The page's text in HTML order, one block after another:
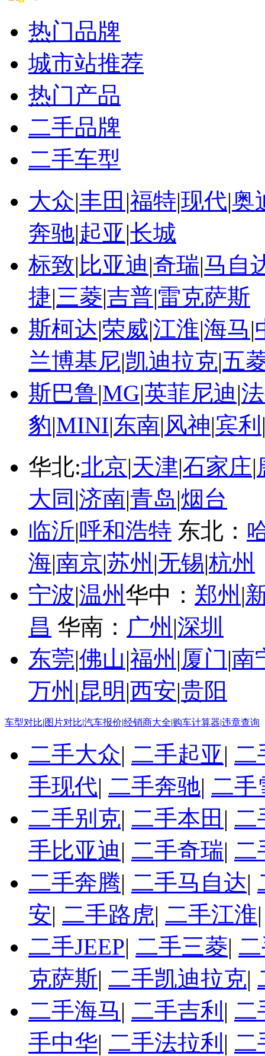
一汽丰田卡罗拉配件
一汽丰田卡罗拉发动机
一汽丰田卡罗拉ex
热门品牌
城市站推荐
热门产品
二手品牌
二手车型
大众|丰田 |福特|现代|奥
奔驰|起亚|长城
标致| 比亚迪|奇瑞|马自
捷|三菱|吉普|雷克萨斯
斯柯达|荣威|江淮|海马|
兰博基尼|凯迪拉克|五
斯巴鲁|MG|英菲尼迪|
豹|MINI|东南|风神|宾利
华北:北京|天津|石家庄|
大同 |济南|青岛|烟台
临沂|呼和浩特 东北：
海|南京|苏州 |无锡|杭州
宁波|温州华中： 郑州 |
昌 华南： 广州 |深圳
东莞|佛山|福州 |厦门|南
万州 |昆明 |西安|贵阳
车型对比|图片对比|汽车报价|经销商大全|购车计算器|违章查询
二手大众| 二手起亚| 二
手现代| 二手奔驰| 二手
二手别克| 二手本田 | 二
手比亚迪| 二手奇瑞| 二
二手奔腾| 二手马自达|
安| 二手路虎| 二手江淮
二手JEEP| 二手三菱|
克萨斯| 二手凯迪拉克|
二手海马| 二手吉利 | 二
手中华| 二手法拉利 | 二